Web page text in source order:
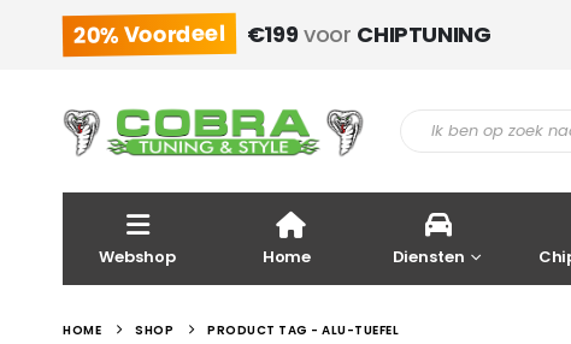
20% Voordeel €199 voor CHIPTUNING
Webshop Home Diensten
HOME SHOP PRODUCT TAG - ALU-TUEFEL